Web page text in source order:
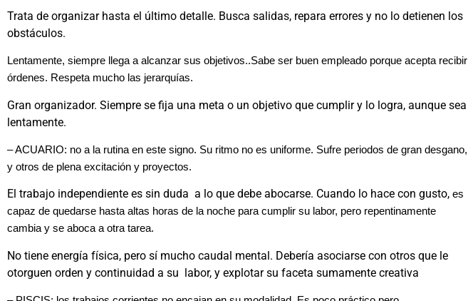
Trata de organizar hasta el último detalle. Busca salidas, repara errores y no lo detienen los
obstáculos.
Lentamente, siempre llega a alcanzar sus objetivos..Sabe ser buen empleado porque acepta recibir
órdenes. Respeta mucho las jerarquías.
Gran organizador. Siempre se fija una meta o un objetivo que cumplir y lo logra, aunque sea
lentamente.
– ACUARIO: no a la rutina en este signo. Su ritmo no es uniforme. Sufre periodos de gran desgano,
y otros de plena excitación y proyectos.
El trabajo independiente es sin duda a lo que debe abocarse. Cuando lo hace con gusto, es
capaz de quedarse hasta altas horas de la noche para cumplir su labor, pero repentinamente
cambia y se aboca a otra tarea.
No tiene energía física, pero sí mucho caudal mental. Debería asociarse con otros que le
otorguen orden y continuidad a su labor, y explotar su faceta sumamente creativa